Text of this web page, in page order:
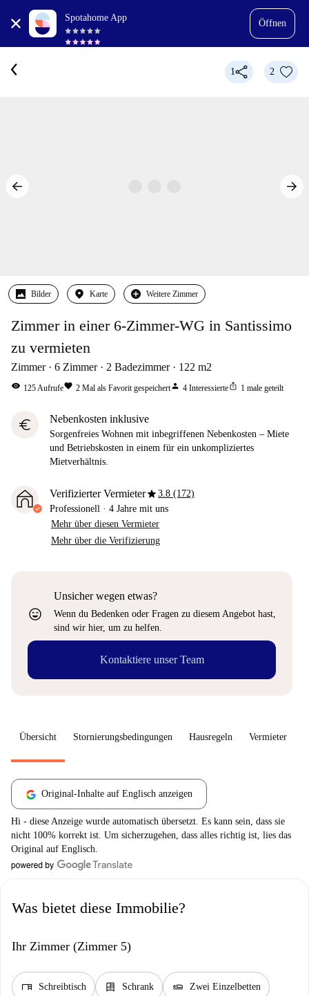
Spotahome App
Öffnen
1 2
Bilder Karte Weitere Zimmer
Zimmer in einer 6-Zimmer-WG in Santissimo
zu vermieten
Zimmer 6 Zimmer 2 Badezimmer 122 m2
visibility 125Aufrufefavorite 2 Mal als Favorit gespeichertperson 4 Interessierteios_share 1 male geteilt
euro Nebenkosten inklusive
Sorgenfreies Wohnen mit inbegriffenen Nebenkosten – Miete
und Betriebskosten in einem für ein unkompliziertes
Mietverhältnis.
Verifizierter Vermieterstar3.8 (172)
Professionell · 4 Jahre mit uns
Mehr über diesen Vermieter
Mehr über die Verifizierung
sentiment_very_satisfied
Unsicher wegen etwas?
Wenn du Bedenken oder Fragen zu diesem Angebot hast,
sind wir hier, um zu helfen.
Kontaktiere unser Team
Übersicht Stornierungsbedingungen Hausregeln Vermieter
Original-Inhalte auf Englisch anzeigen
Hi - diese Anzeige wurde automatisch übersetzt. Es kann sein, dass sie
nicht 100% korrekt ist. Um sicherzugehen, dass alles richtig ist, lies das
Original auf Englisch.
Was bietet diese Immobilie?
Ihr Zimmer (Zimmer 5)
desk Schreibtisch dresser Schrank airline_seat_flat Zwei Einzelbetten